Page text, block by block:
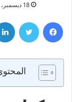
18 ديسمبر، 2022
فيسبوك تويتر